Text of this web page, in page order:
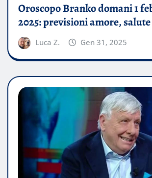
Oroscopo Branko domani 1
2025: previsioni amore,
Luca Z. Gen 31, 2025